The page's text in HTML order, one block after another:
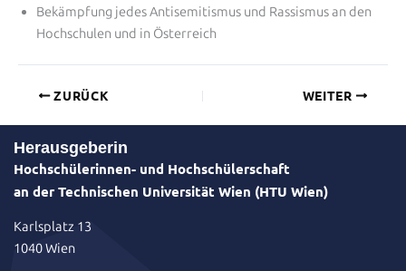
Bekämpfung jedes Antisemitismus und Rassismus an den
Hochschulen und in Österreich
ZURÜCK WEITER
Herausgeberin
Hochschülerinnen- und Hochschülerschaft
an der Technischen Universität Wien (HTU Wien)
Karlsplatz 13
1040 Wien